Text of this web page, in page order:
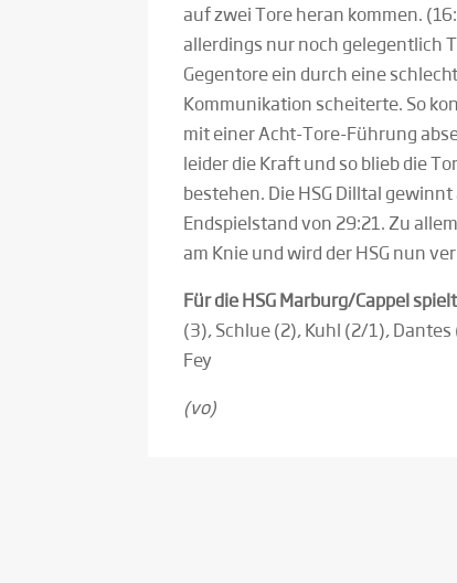
auf zwei Tore heran kommen.
allerdings nur noch gelegentlich
Gegentore ein durch eine
Kommunikation scheiterte. So
mit einer Acht-Tore-Führung
leider die Kraft und so blieb die
bestehen. Die HSG Dilltal
Endspielstand von 29:21. Zu
am Knie und wird der HSG nun
Für die HSG Marburg/Cappel
(3), Schlue (2), Kuhl (2/1),
Fey
(vo)